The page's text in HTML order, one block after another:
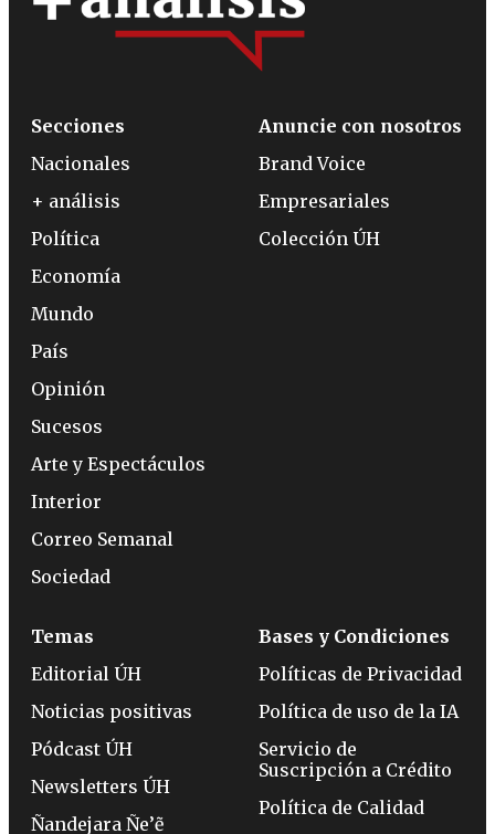
Secciones
Nacionales
+ análisis
Política
Economía
Mundo
País
Opinión
Sucesos
Arte y Espectáculos
Interior
Correo Semanal
Sociedad
Anuncie con nosotros
Brand Voice
Empresariales
Colección ÚH
Temas
Editorial ÚH
Noticias positivas
Pódcast ÚH
Newsletters ÚH
Ñandejara Ñe’ẽ
Bases y Condiciones
Políticas de Privacidad
Política de uso de la IA
Servicio de
Suscripción a Crédito
Política de Calidad